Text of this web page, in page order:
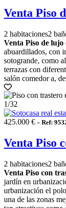
Venta Piso
2 habitaciones2
Venta Piso de lujo
abuardillados, con
sotogrande, como
terrazas con
salón comedor a,
1/32
425.000 € - Ref:
Venta Piso
2 habitaciones2
Venta Piso con
jardín en
urbanización el
una de las zonas